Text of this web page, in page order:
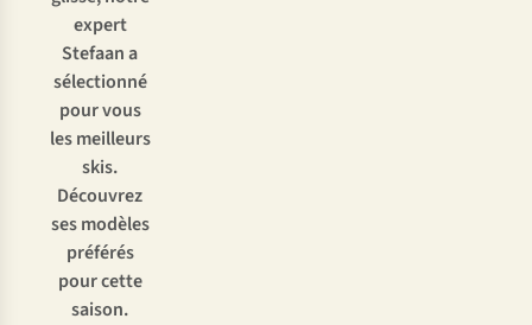
expert
Stefaan a
sélectionné
pour vous
les meilleurs
skis.
Découvrez
ses modèles
préférés
pour cette
saison.